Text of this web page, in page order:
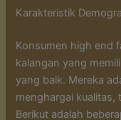
Karakteristik
Konsumen high end
kalangan yang
yang baik. Mereka
menghargai kualitas,
Berikut adalah